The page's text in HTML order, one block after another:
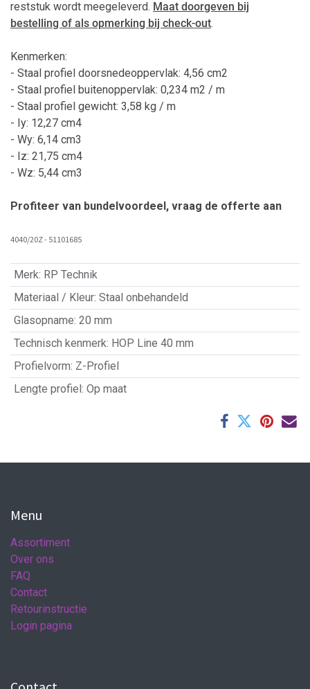
reststuk wordt meegeleverd. Maat doorgeven bij
bestelling of als opmerking bij check-out.
Kenmerken:
- Staal profiel doorsnedeoppervlak: 4,56 cm2
- Staal profiel buitenoppervlak: 0,234 m2 / m
- Staal profiel gewicht: 3,58 kg / m
- Iy: 12,27 cm4
- Wy: 6,14 cm3
- Iz: 21,75 cm4
- Wz: 5,44 cm3
Profiteer van bundelvoordeel, vraag de offerte aan
4040/20Z - 51101685
Merk: RP Technik
Materiaal / Kleur: Staal onbehandeld
Glasopname: 20 mm
Technisch kenmerk: HOP Line 40 mm
Profielvorm: Z-Profiel
Lengte profiel: Op maat
Menu
Assortiment
Over ons
FAQ
Contact
Retourinstructie
Login pagina